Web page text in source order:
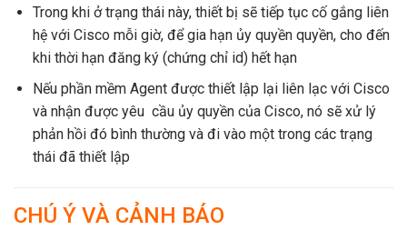
Trong khi ở trạng thái này, thiết bị sẽ tiếp tục cố gắng liên
hệ với Cisco mỗi giờ, để gia hạn ủy quyền quyền, cho đến
khi thời hạn đăng ký (chứng chỉ id) hết hạn
Nếu phần mềm Agent được thiết lập lại liên lạc với Cisco
và nhận được yêu cầu ủy quyền của Cisco, nó sẽ xử lý
phản hồi đó bình thường và đi vào một trong các trạng
thái đã thiết lập
CHÚ Ý VÀ CẢNH BÁO